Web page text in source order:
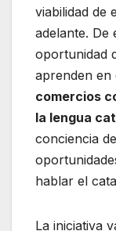
viabilidad de
adelante. De
oportunidad
aprenden en
comercios
la lengua
conciencia
hablar el
La iniciativa